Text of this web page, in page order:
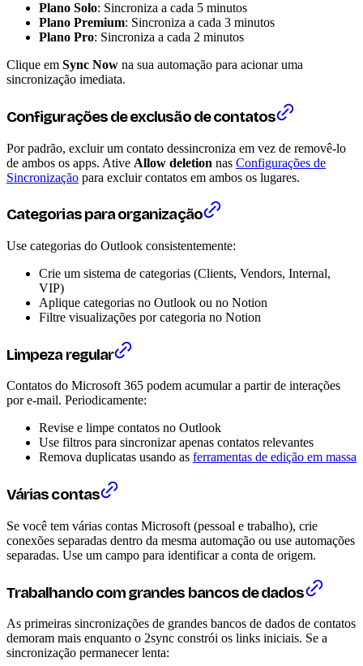
Plano Solo: Sincroniza a cada 5 minutos
Plano Premium: Sincroniza a cada 3 minutos
Plano Pro: Sincroniza a cada 2 minutos
Clique em Sync Now na sua automação para acionar uma
sincronização imediata.
Configurações de exclusão de contatos
Por padrão, excluir um contato dessincroniza em vez de removê-lo
de ambos os apps. Ative Allow deletion nas Configurações de
Sincronização para excluir contatos em ambos os lugares.
Categorias para organização
Use categorias do Outlook consistentemente:
Crie um sistema de categorias (Clients, Vendors, Internal,
VIP)
Aplique categorias no Outlook ou no Notion
Filtre visualizações por categoria no Notion
Limpeza regular
Contatos do Microsoft 365 podem acumular a partir de interações
por e-mail. Periodicamente:
Revise e limpe contatos no Outlook
Use filtros para sincronizar apenas contatos relevantes
Remova duplicatas usando as ferramentas de edição em massa
Várias contas
Se você tem várias contas Microsoft (pessoal e trabalho), crie
conexões separadas dentro da mesma automação ou use automações
separadas. Use um campo para identificar a conta de origem.
Trabalhando com grandes bancos de dados
As primeiras sincronizações de grandes bancos de dados de contatos
demoram mais enquanto o 2sync constrói os links iniciais. Se a
sincronização permanecer lenta: